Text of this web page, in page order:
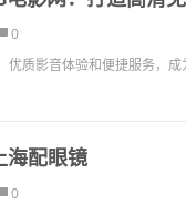
0
优质影音体验和便捷服务，
海配眼镜
0